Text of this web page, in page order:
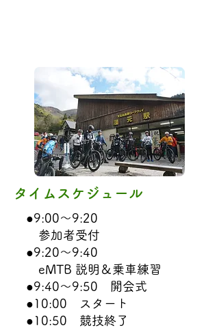
タイムスケジュール
●9:00〜9:20
参加者受付
●9:20〜9:40
eMTB 説明＆乗車練習
●9:40〜9:50 開会式
●10:00 スタート
●10:50 競技終了